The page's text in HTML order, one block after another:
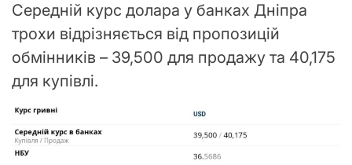
Середній курс долара у банках Дніпра
трохи відрізняється від пропозицій
обмінників – 39,500 для продажу та 40,175
для купівлі.